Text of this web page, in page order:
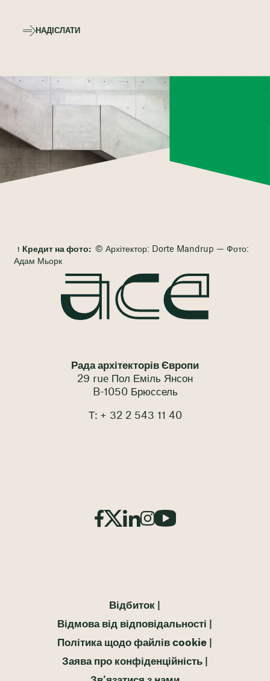
НАДІСЛАТИ
Кредит на фото: © Архітектор: Dorte Mandrup — Фото:
Адам Мьорк
Рада архітекторів Європи
29 rue Пол Еміль Янсон
B-1050 Брюссель
Т: + 32 2 543 11 40
Відбиток
Відмова від відповідальності
Політика щодо файлів cookie
Заява про конфіденційність